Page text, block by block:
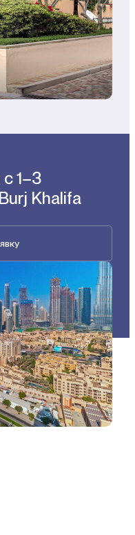
1–3
Khalifa